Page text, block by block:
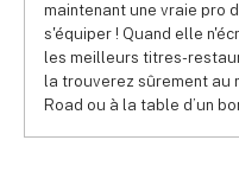
maintenant une vraie pro
s'équiper ! Quand elle
les meilleurs titres-
la trouverez sûrement au
Road ou à la table d’un